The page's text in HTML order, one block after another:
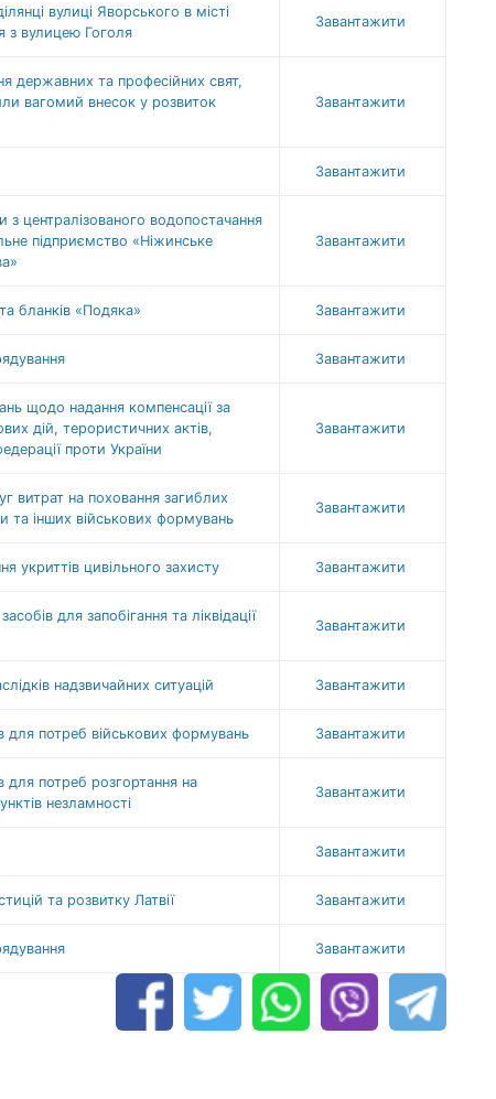
вулиці Яворського в місті
з вулицею Гоголя
Завантажити
державних та професійних свят,
вагомий внесок у розвиток
Завантажити
Завантажити
централізованого водопостачання
підприємство «Ніжинське
Завантажити
бланків «Подяка» Завантажити
Завантажити
щодо надання компенсації за
дій, терористичних актів,
проти України
Завантажити
витрат на поховання загиблих
та інших військових формувань
Завантажити
укриттів цивільного захисту Завантажити
для запобігання та ліквідації
Завантажити
надзвичайних ситуацій Завантажити
для потреб військових формувань Завантажити
для потреб розгортання на
незламності
Завантажити
Завантажити
та розвитку Латвії Завантажити
Завантажити